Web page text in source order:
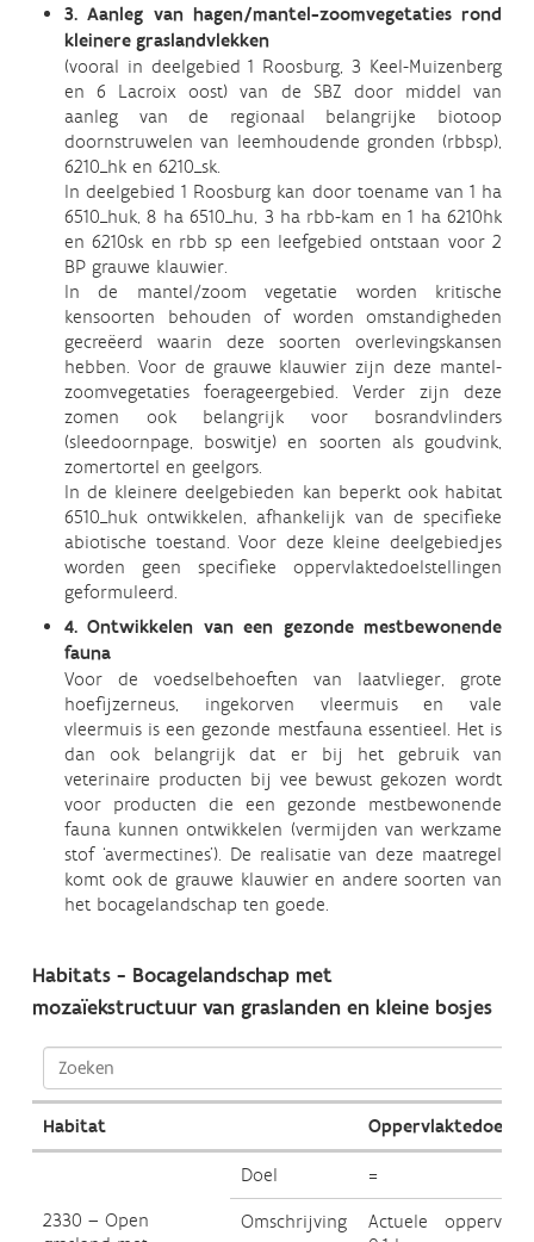
3. Aanleg van hagen/mantel-zoomvegetaties rond
kleinere graslandvlekken
(vooral in deelgebied 1 Roosburg, 3 Keel-Muizenberg
en 6 Lacroix oost) van de SBZ door middel van
aanleg van de regionaal belangrijke biotoop
doornstruwelen van leemhoudende gronden (rbbsp),
6210_hk en 6210_sk.
In deelgebied 1 Roosburg kan door toename van 1 ha
6510_huk, 8 ha 6510_hu, 3 ha rbb-kam en 1 ha 6210hk
en 6210sk en rbb sp een leefgebied ontstaan voor 2
BP grauwe klauwier.
In de mantel/zoom vegetatie worden kritische
kensoorten behouden of worden omstandigheden
gecreëerd waarin deze soorten overlevingskansen
hebben. Voor de grauwe klauwier zijn deze mantel-
zoomvegetaties foerageergebied. Verder zijn deze
zomen ook belangrijk voor bosrandvlinders
(sleedoornpage, boswitje) en soorten als goudvink,
zomertortel en geelgors.
In de kleinere deelgebieden kan beperkt ook habitat
6510_huk ontwikkelen, afhankelijk van de specifieke
abiotische toestand. Voor deze kleine deelgebiedjes
worden geen specifieke oppervlaktedoelstellingen
geformuleerd.
4. Ontwikkelen van een gezonde mestbewonende
fauna
Voor de voedselbehoeften van laatvlieger, grote
hoefijzerneus, ingekorven vleermuis en vale
vleermuis is een gezonde mestfauna essentieel. Het is
dan ook belangrijk dat er bij het gebruik van
veterinaire producten bij vee bewust gekozen wordt
voor producten die een gezonde mestbewonende
fauna kunnen ontwikkelen (vermijden van werkzame
stof ‘avermectines’). De realisatie van deze maatregel
komt ook de grauwe klauwier en andere soorten van
het bocagelandschap ten goede.
Habitats - Bocagelandschap met
mozaïekstructuur van graslanden en kleine bosjes
Habitat
Doel
=
2330 – Open
Omschrijving
Actuele